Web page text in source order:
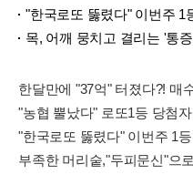
"한국로또 뚫렸다" 이번주 1
목, 어깨 뭉치고 결리는 '통
한달만에 "37억" 터졌다?! 매
"농협 뿔났다" 로또1등 당첨
"한국로또 뚫렸다" 이번주 1
부족한 머리숱,"두피문신"으